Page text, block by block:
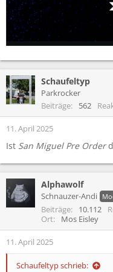
Schaufeltyp
Parkrocker
Beiträge
562
11. April 2025
Ist San Miguel Pre Order
Alphawolf
Schnauzer-Andi
Beiträge 10.112
Ort
Mos Eisley
11. April 2025
Schaufeltyp schrieb: